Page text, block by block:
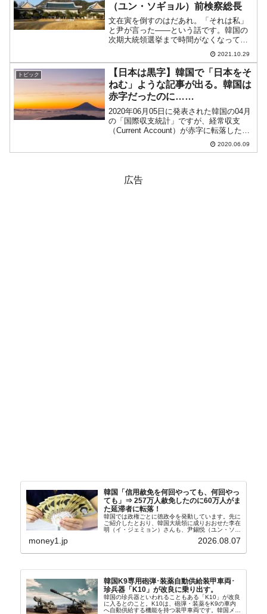
（ユン・ソギョル）前検察総長
文在寅を倒すのはだあれ。「それは私」
と尹が言った――という話です。韓国の
次期大統領選挙まで時間がなくなってき
ました。政府与党『共に民主党』の統一
候補は李在明（イ・ジェミョン）さんに
決まりましたが、最大野党『国民の力』
の方はまだ決まっていませ...
2021.10.29
トピック
【日本は黒字】韓国で「日本をそ
ねむ」ような記事が出る。韓国は
赤字だったのに……
2020年06月05日に発表された韓国の04月
の「国際収支統計」ですが、経常収支
（Current Account）が赤字に転落したこ
とは先にご紹介しました。この赤転（赤
字転落）は、実に2012年4月以来のこと
2020.06.09
広告
韓国「信用赦免を何回やっても、何回やっ
ても」⇒ 257万人赦免したのに60万人がま
た延滞者に転落！
韓国では政権ごとに徳政令を発動しています。先に
ご紹介したとおり、韓国大統領に成りおおせた李在
明（イ・ジェミョン）さんも、尹錫悦（ユン・ソギ
バンクにして不良債権の買い取りを行い、分割償還
money1.jp 2026.08.07
韓国K9専用砲弾･装薬自動供給装甲車両･
珍兵器「K10」が改良に乗り出す。
韓国の珍兵器といわれることもある「K10」が改良
に入るとのこと。K10は、砲弾・装薬をK9の車内
へ自動供給する機能を持つ装甲車両です。韓国メデ